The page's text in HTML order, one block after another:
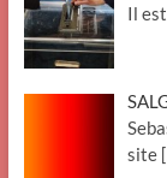
Il
site